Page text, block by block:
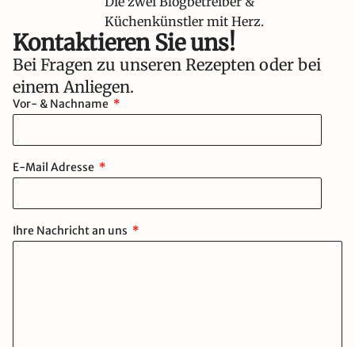
Küchenkünstler mit Herz.
Kontaktieren Sie uns!​
Bei Fragen zu unseren Rezepten oder bei
einem Anliegen.
Vor- & Nachname
E-Mail Adresse
Ihre Nachricht an uns